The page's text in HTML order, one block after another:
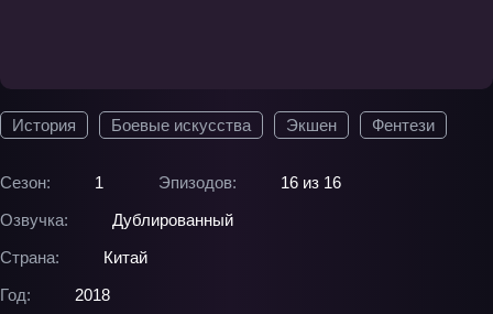
История Боевые искусства Экшен Фентези
Сезон: 1 Эпизодов:
16 из 16
Озвучка:
Дублированный
Страна:
Китай
Год:
2018